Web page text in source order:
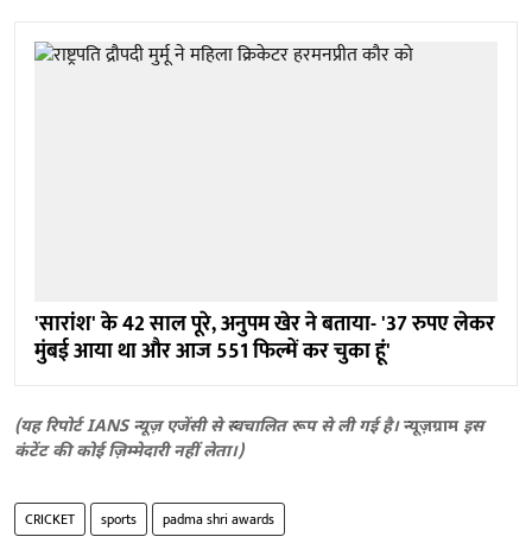
'सारांश' के 42 साल पूरे, अनुपम खेर ने बताया- '37 रुपए लेकर
मुंबई आया था और आज 551 फिल्में कर चुका हूं'
(यह रिपोर्ट IANS न्यूज़ एजेंसी से स्वचालित रूप से ली गई है।न्यूज़ग्राम इस
कंटेंट की कोई ज़िम्मेदारी नहीं लेता।)
CRICKET sports padma shri awards